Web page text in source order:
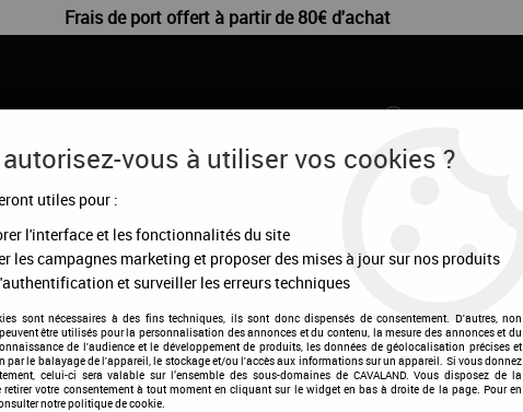
Frais de port offert à partir de 80€ d'achat
Seau rotomoulé
vous à utiliser vos cookies ?
utiles pour :
l'interface et les fonctionnalités du site
les campagnes marketing et proposer des mises à jour sur nos produits
et surveiller les erreurs techniques
sont nécessaires à des fins techniques, ils sont donc dispensés de consentement. D'autres, non
être utilisés pour la personnalisation des annonces et du contenu, la mesure des annonces et du
de l'audience et le développement de produits, les données de géolocalisation précises et
par le balayage de l'appareil, le stockage et/ou l'accès aux informations sur un appareil. Si vous donnez
celui-ci sera valable sur l’ensemble des sous-domaines de CAVALAND. Vous disposez de la
votre consentement à tout moment en cliquant sur le widget en bas à droite de la page. Pour en
notre politique de cookie.